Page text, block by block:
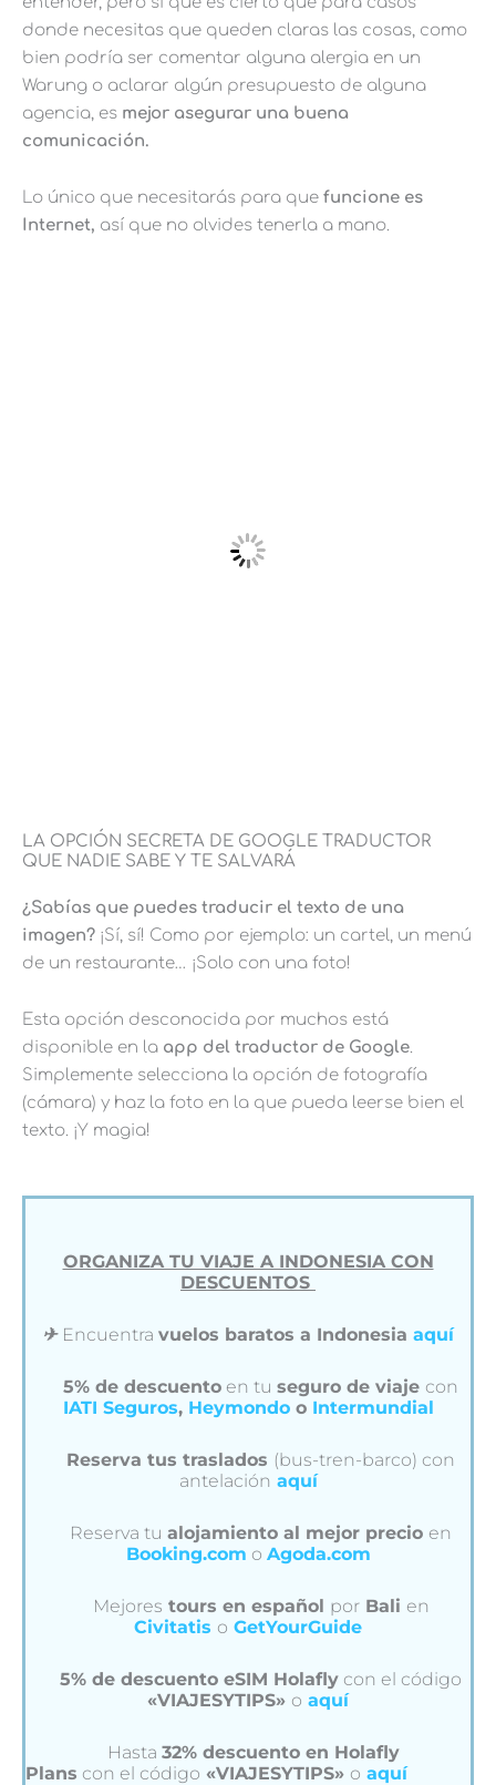
donde necesitas que queden claras las cosas, como
bien podría ser comentar alguna alergia en un
Warung o aclarar algún presupuesto de alguna
agencia, es mejor asegurar una buena
comunicación.
Lo único que necesitarás para que funcione es
Internet, así que no olvides tenerla a mano.
LA OPCIÓN SECRETA DE GOOGLE TRADUCTOR
QUE NADIE SABE Y TE SALVARÁ
¿Sabías que puedes traducir el texto de una
imagen? ¡Sí, sí! Como por ejemplo: un cartel, un menú
de un restaurante… ¡Solo con una foto!
Esta opción desconocida por muchos está
disponible en la app del traductor de Google.
Simplemente selecciona la opción de fotografía
(cámara) y haz la foto en la que pueda leerse bien el
texto. ¡Y magia!
ORGANIZA TU VIAJE A INDONESIA CON
DESCUENTOS
✈︎ Encuentra vuelos baratos a Indonesia aquí
5% de descuento en tuseguro de viaje con
IATI Seguros, Heymondoo Intermundial
Reserva tus traslados (bus-tren-barco) con
antelación aquí
Reserva tu alojamiento al mejor precio en
Booking.com o Agoda.com
Mejores tours en español porBali en
Civitatis o GetYourGuide
5% de descuento eSIM Holafly con el código
«VIAJESYTIPS» o aquí
Hasta32% descuento en Holafly
Plans con el código «VIAJESYTIPS» o aquí